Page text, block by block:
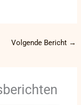
Volgende Bericht →